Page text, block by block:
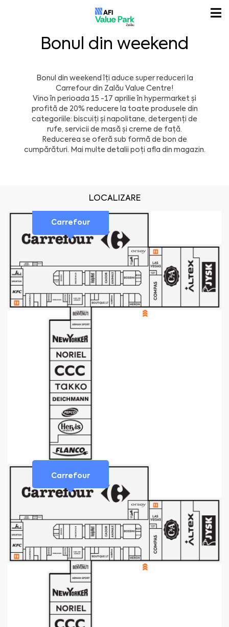
Bonul din weekend
Bonul din weekend îți aduce super reduceri la
Carrefour din Zalău Value Centre!
Vino în perioada 15 -17 aprilie în hypermarket și
profită de 20% reducere la toate produsele din
categoriile: biscuiți și napolitane, detergenți de
rufe, servicii de masă și creme de față.
Reducerea se oferă sub formă de bon de
cumpărături. Mai multe detalii poți afla din magazin.
LOCALIZARE
Carrefour
Carrefour